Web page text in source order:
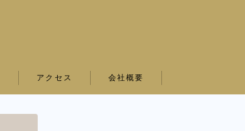
アクセス 会社概要